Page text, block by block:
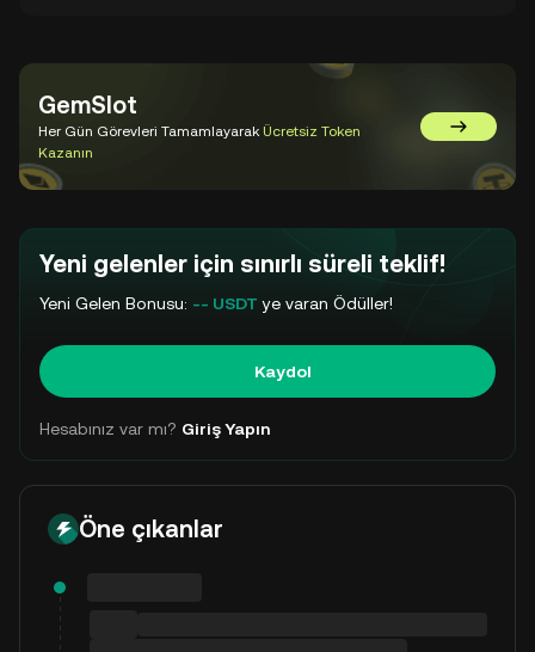
GemSlot
Her Gün Görevleri Tamamlayarak Ücretsiz Token
Kazanın
Yeni gelenler için sınırlı süreli teklif!
Yeni Gelen Bonusu: -- USDT ye varan Ödüller!
Kaydol
Hesabınız var mı? Giriş Yapın
Öne çıkanlar